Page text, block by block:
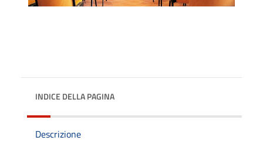
INDICE DELLA PAGINA
Descrizione